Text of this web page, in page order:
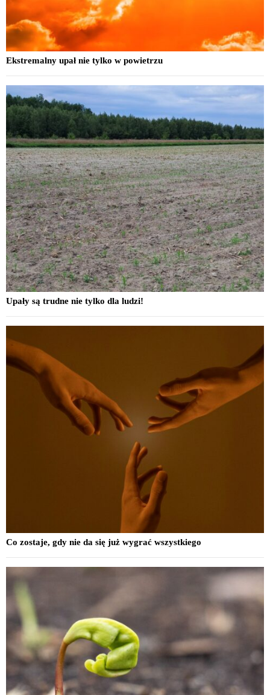
Ekstremalny upał nie tylko w powietrzu
Upały są trudne nie tylko dla ludzi!
Co zostaje, gdy nie da się już wygrać wszystkiego